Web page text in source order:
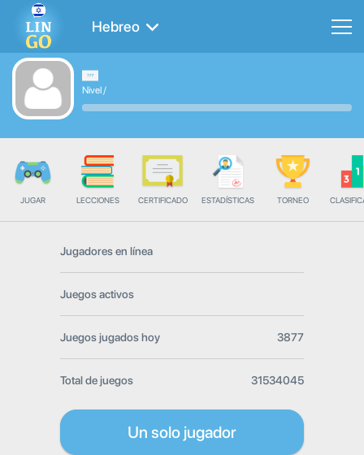
Hebreo
Nivel/
JUGAR LECCIONES CERTIFICADO ESTADÍSTICAS TORNEO
Jugadores en línea
Juegos activos
Juegos jugados hoy 3877
Total de juegos 31534045
Un solo jugador